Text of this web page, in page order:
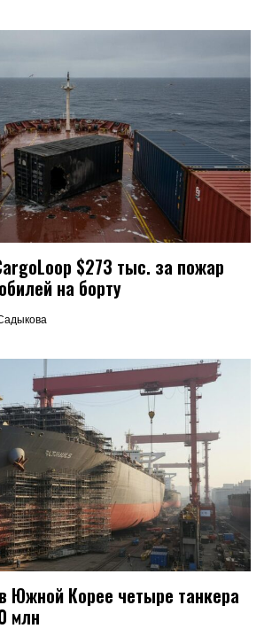
$273 тыс. за пожар
на борту
Южной Корее четыре танкера
млн